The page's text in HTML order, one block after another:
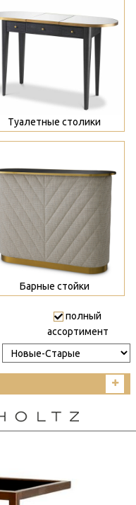
Туалетные столики
Барные стойки
полный
ассортимент